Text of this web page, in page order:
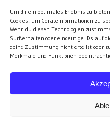
Um dir ein optimales Erlebnis zu
Cookies, um Geräteinformationen zu
Wenn du diesen Technologien
Surfverhalten oder eindeutige IDs auf
deine Zustimmung nicht erteilst oder
Merkmale und Funktionen
Genug Eier fürs Osterkörberl?
Angst vor Inflation und Krieg
alle